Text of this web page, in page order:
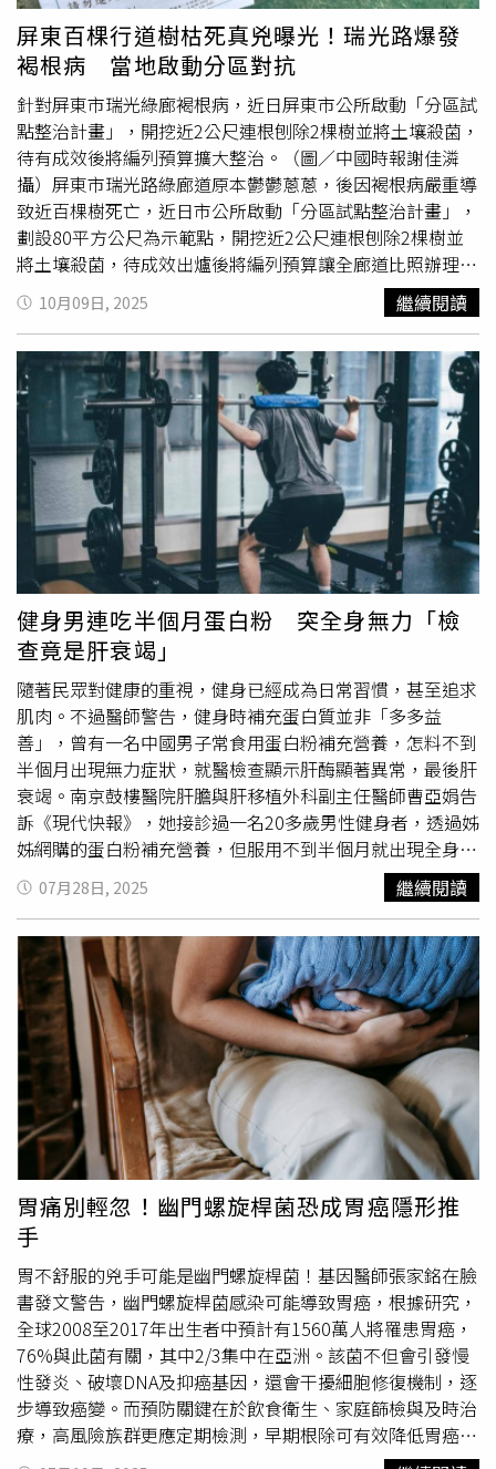
與多醣體，能協助吸附腸道毒素，減輕腎臟負擔。洪永祥引
述PubMed相關研究指出，黑木耳中的多醣體具抗氧化功
能，能有效降低尿素氮（BUN）與肌酸酐（Creatinine）數
值，有助保護腎小管免於氧化損傷。第二項推薦食物為藍
莓。其鉀含量遠低於一般水果，每100克僅含約77毫克鉀，
對需控鉀的腎臟病患者相對安全。藍莓中的花青素亦被科學
證實可抑制NF-κB發炎通路，減少腎絲球纖維化。相關研究
更指出，長期攝取富含花青素的漿果類，有助延緩腎功能惡
化。第三為黑葡萄。其果皮富含白藜蘆醇，具抗發炎與抗氧
化作用，可活化體內SIRT1基因，減少腎細胞凋亡。文獻顯
示，白藜蘆醇攝取可改善蛋白尿現象，有助延緩糖尿病腎病
變進程。雖鉀含量略高於藍莓，但每日適量攝取（如8至10
顆）風險可控，益處明顯。洪永祥提醒，腎臟病友在飲食選
擇上應同時考量營養密度與腎臟負擔，並強調「黑色食物護
腎」並非迷信，若選擇正確種類與適量攝取，中醫智慧與西
醫科學可達到有效整合，成為現代人聰明養腎的飲食對策。
屏東百棵行道樹枯死真兇曝光！瑞光路爆發
褐根病 當地啟動分區對抗
針對屏東市瑞光綠廊褐根病，近日屏東市公所啟動「分區試
點整治計畫」，開挖近2公尺連根刨除2棵樹並將土壤殺菌，
待有成效後將編列預算擴大整治。（圖／中國時報謝佳潾
攝）屏東市瑞光路綠廊道原本鬱鬱蔥蔥，後因褐根病嚴重導
致近百棵樹死亡，近日市公所啟動「分區試點整治計畫」，
劃設80平方公尺為示範點，開挖近2公尺連根刨除2棵樹並
將土壤殺菌，待成效出爐後將編列預算讓全廊道比照辦理，
對此，民代肯定公所積極作為，也呼籲民眾勿再私自移植花
樹，別讓公所做白工。褐根病是一種潛伏於土壤中的真菌病
害，會侵蝕樹木根系、導致植株枯萎。（圖／中國時報謝佳
潾攝）位在屏東市瑞光路二段、長達近1公里的路廊道，早
期綠樹成蔭、林木蔥鬱，是民眾散步、乘涼、休閒的好去
處，但近年因褐根病嚴重，導致近百棵樹死亡，市公所擔憂
患「樹癌」的樹木倒塌傷害民眾，只好忍痛砍除，但並無法
根除問題。為此，市公所請來屏東科技大學教授陳文華前來
指導，而後得知褐根病是一種潛伏於土壤中的真菌病害，會
侵蝕樹木根系、導致植株枯萎，尤其容易透過根際擴散進而
造成整區感染，因此需採「雙軌整治」，也就是病株清除及
土壤消毒，但是所需經費很龐大。市公所初估，若要一次性
施做，經費高達4、5000萬元，且成效還未知，因此決定透
過「分區試點整治計畫」，先以小範圍80平方公尺為示範
點，待成效出爐後，將編列預算讓整個廊道比照辦理，之後
也將改種植較抗菌的樹種，如茄冬樹。近日市公所啟動計
畫，開挖近2公尺將示範點內的2棵樹連根刨除，還徹底清除
土壤中感染褐根病菌的殘餘木頭，此外還以石灰、 尿素等將
土壤殺菌，並埋進一塊染菌的樟木，待3、4周後挖出檢測是
否成功根除病菌。屏東市長周佳琪表示，城市的綠蔭是最貼
近民眾生活的公共資產，公所期盼透過區段防治，逐步建立
褐根病防治管理機制，讓屏東的綠色生機得以穩健成長，延
續城市的自然之美。對屏東市瑞光綠廊褐根病，近日屏東市
公所啟動「分區試點整治計畫」，市民代表傅建雄（右）、
豐年里長蕭源聖（左）肯定也感謝市公所積極作為。（圖／
中國時報謝佳潾攝）對此，市民代表傅建雄、豐年里長蕭源
聖很肯定也感謝市公所的積極作為，他們說，很多民眾都向
他們反映這一廊道的樹愈來愈少，有的甚至還私下移植花、
樹種在廊道，其實這都是引發褐根病的可能因素，也打壞樹
木間應保有的防護間距，因此呼籲民眾別再私自移植花樹，
否則公所做再多也怕於事無補。
10月09日, 2025 繼續閱讀
健身男連吃半個月蛋白粉 突全身無力「檢
查竟是肝衰竭」
隨著民眾對健康的重視，健身已經成為日常習慣，甚至追求
肌肉。不過醫師警告，健身時補充蛋白質並非「多多益
善」，曾有一名中國男子常食用蛋白粉補充營養，怎料不到
半個月出現無力症狀，就醫檢查顯示肝酶顯著異常，最後肝
衰竭。南京鼓樓醫院肝膽與肝移植外科副主任醫師曹亞娟告
訴《現代快報》，她接診過一名20多歲男性健身者，透過姊
姊網購的蛋白粉補充營養，但服用不到半個月就出現全身無
力，到醫院檢查發現肝酶顯著異常。雖然不排除網購的蛋白
粉可能含雜質，但過量攝取加重了肝臟負擔，加上其他因
名男子常食用蛋白粉，僅半個月就出現無力症狀。（示意圖
／翻攝自photoAC）曹亞娟解釋，高強度健身透過肌肉輕微
損傷和重建實現鍛鍊效果，過程會增加蛋白質消耗，確實需
要適當補充，但人體對蛋白質的需求有限度，一般人每日攝
取量約為每公斤體重1公克，日常可以透過瘦肉、魚蝦、雞
蛋白、雞胸肉等天然食物即可滿足。曹亞娟示警，過量攝入
蛋白質會給身體帶來沉重負擔，超出需求的蛋白質需經肝臟
代謝，轉化為人體所需物質；如果仍有剩餘，肝臟還需進一
步將其分解為尿素 、尿酸等廢棄物排出，這會增加肝臟工作
負荷，同時加重腎臟排泄壓力。值得警惕的是，無法被利用
的蛋白質最終會轉化為脂肪儲存，不僅影響健身效果，還可
能導致脂肪肝，進一步損害肝臟功能。曹亞娟表示，這類極
端案例雖然少見，但補充蛋白質應該遵循科學原則，不可盲
目過量，選擇正規管道的營養補充劑，並在專業指導下合理
攝取，才能在健身和健康中找到平衡。
07月28日, 2025 繼續閱讀
胃痛別輕忽！幽門螺旋桿菌恐成胃癌隱形推
手
胃不舒服的兇手可能是幽門螺旋桿菌！基因醫師張家銘在臉
書發文警告，幽門螺旋桿菌感染可能導致胃癌，根據研究，
全球2008至2017年出生者中預計有1560萬人將罹患胃癌，
76%與此菌有關，其中2/3集中在亞洲。該菌不但會引發慢
性發炎、破壞DNA及抑癌基因，還會干擾細胞修復機制，逐
步導致癌變。而預防關鍵在於飲食衛生、家庭篩檢與及時治
療，高風險族群更應定期檢測，早期根除可有效降低胃癌風
險。張家銘醫師昨在臉書粉專發文指出，胃部不適背後可能